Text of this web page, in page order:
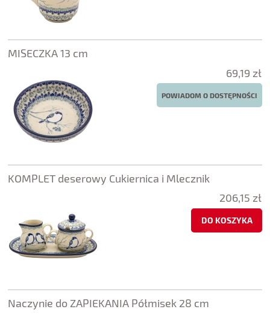
MISECZKA 13 cm
69,19 zł
POWIADOM O DOSTĘPNOŚCI
KOMPLET deserowy Cukiernica i Mlecznik
206,15 zł
DO KOSZYKA
Naczynie do ZAPIEKANIA Półmisek 28 cm